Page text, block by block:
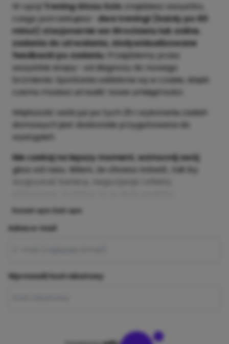
W opcji
Trening Głosu Solo znajdziesz wszystko,
czego potrzebujesz- dwa treningi (każdy po 60
minut) stacjonarnie we Wrocławiu lub online,
zadania do utrwalania, zindywidualizowane
feedbacki po zadaniu . Przejdziemy przez
wszystkie etapy- od diagnozy do nowego
brzmienia. Spotkania oddalone są w czasie, dzięki
czemu możesz utrwalić nowe umiejętności.
Większość osób już po tych 2h i wykonaniu zadań
domowych jest doskonale przygotowana do
wystąpień.
Nie czekaj na lepszy moment, wzmocnij swój
głos od razu. Wiem, że chcesz mówić, tak by
Rozwiń opis Zwiń opis
Adres e-mail
Wprowadź kod rabatowy